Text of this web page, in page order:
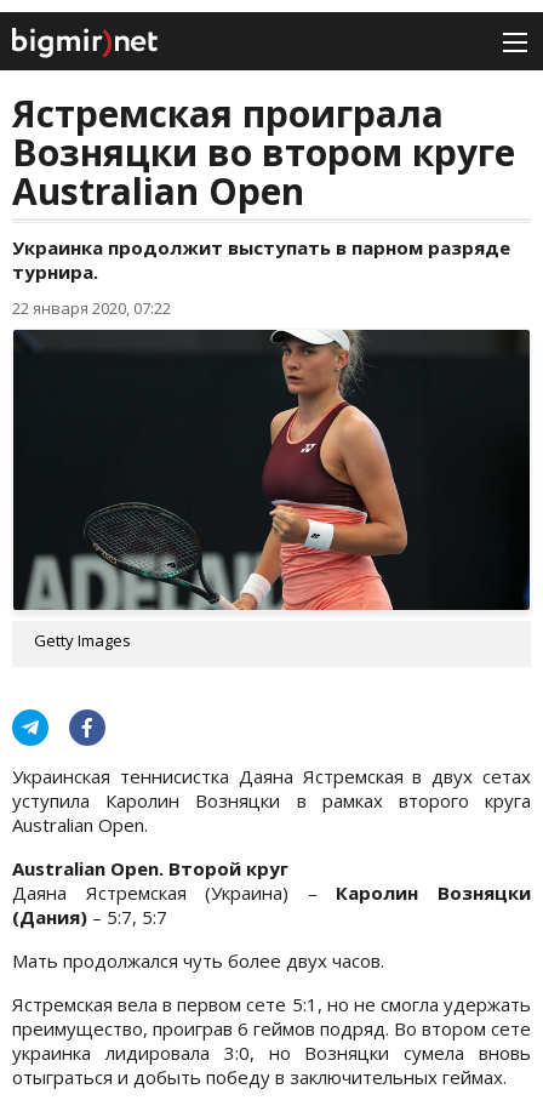
Ястремская проиграла
Возняцки во втором круге
Australian Open
Украинка продолжит выступать в парном разряде
турнира.
22 января 2020, 07:22
Getty Images
Украинская теннисистка Даяна Ястремская в двух сетах
уступила Каролин Возняцки в рамках второго круга
Australian Open.
Australian Open. Второй круг
Даяна Ястремская (Украина) – Каролин Возняцки
(Дания) – 5:7, 5:7
Мать продолжался чуть более двух часов.
Ястремская вела в первом сете 5:1, но не смогла удержать
преимущество, проиграв 6 геймов подряд. Во втором сете
украинка лидировала 3:0, но Возняцки сумела вновь
отыграться и добыть победу в заключительных геймах.